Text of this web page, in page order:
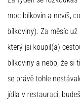
moc bílkovin a nevíš,
bílkoviny). Za měsíc
který jsi koupil(a)
bílkoviny a nebo, že si
se právě tohle
jídla v restauraci,